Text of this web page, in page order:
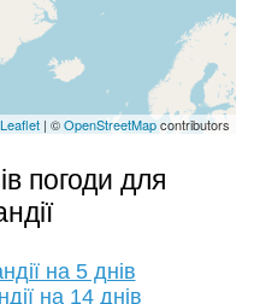
Leaflet | ©OpenStreetMapcontributors
погоди для
на 5 днів
на 14 днів